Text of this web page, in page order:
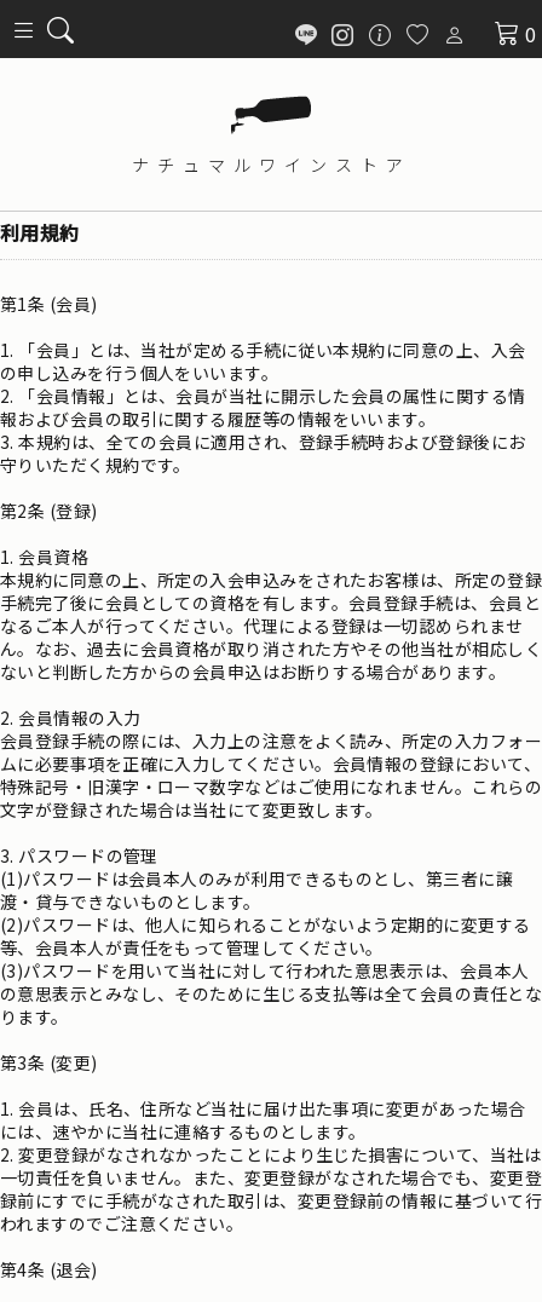
0
ナチュマル ワインストア
利用規約
第1条 (会員)
1. 「会員」とは、当社が定める手続に従い本規約に同意の上、入会
の申し込みを行う個人をいいます。
2. 「会員情報」とは、会員が当社に開示した会員の属性に関する情
報および会員の取引に関する履歴等の情報をいいます。
3. 本規約は、全ての会員に適用され、登録手続時および登録後にお
守りいただく規約です。
第2条 (登録)
1. 会員資格
本規約に同意の上、所定の入会申込みをされたお客様は、所定の登録
手続完了後に会員としての資格を有します。会員登録手続は、会員と
なるご本人が行ってください。代理による登録は一切認められませ
ん。なお、過去に会員資格が取り消された方やその他当社が相応しく
ないと判断した方からの会員申込はお断りする場合があります。
2. 会員情報の入力
会員登録手続の際には、入力上の注意をよく読み、所定の入力フォー
ムに必要事項を正確に入力してください。会員情報の登録において、
特殊記号・旧漢字・ローマ数字などはご使用になれません。これらの
文字が登録された場合は当社にて変更致します。
3. パスワードの管理
(1)パスワードは会員本人のみが利用できるものとし、第三者に譲
渡・貸与できないものとします。
(2)パスワードは、他人に知られることがないよう定期的に変更する
等、会員本人が責任をもって管理してください。
(3)パスワードを用いて当社に対して行われた意思表示は、会員本人
の意思表示とみなし、そのために生じる支払等は全て会員の責任とな
ります。
第3条 (変更)
1. 会員は、氏名、住所など当社に届け出た事項に変更があった場合
には、速やかに当社に連絡するものとします。
2. 変更登録がなされなかったことにより生じた損害について、当社は
一切責任を負いません。また、変更登録がなされた場合でも、変更登
録前にすでに手続がなされた取引は、変更登録前の情報に基づいて行
われますのでご注意ください。
第4条 (退会)